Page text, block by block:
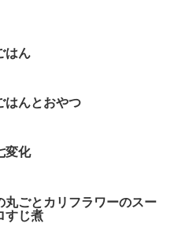
はん
はんとおやつ
変化
丸ごとカリフラワーのスー
すじ煮